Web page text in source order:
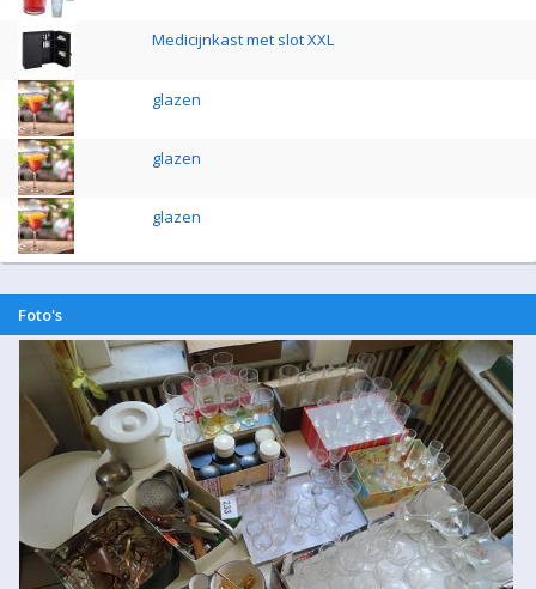
Medicijnkast met slot XXL
glazen
glazen
glazen
Foto's